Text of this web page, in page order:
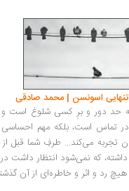
اسونسن | محمد صادقی
حد دور و برِ کسی شلوغ است و
در تماس است، بلکه مهم
تجربه می‌کند... طرفِ شما قبل از
که نمی‌شود انتظار داشت
رد و اثر و خاطره‌ای از آن